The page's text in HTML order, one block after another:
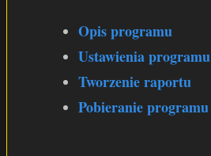
Opis programu
Ustawienia programu
Tworzenie raportu
Pobieranie programu